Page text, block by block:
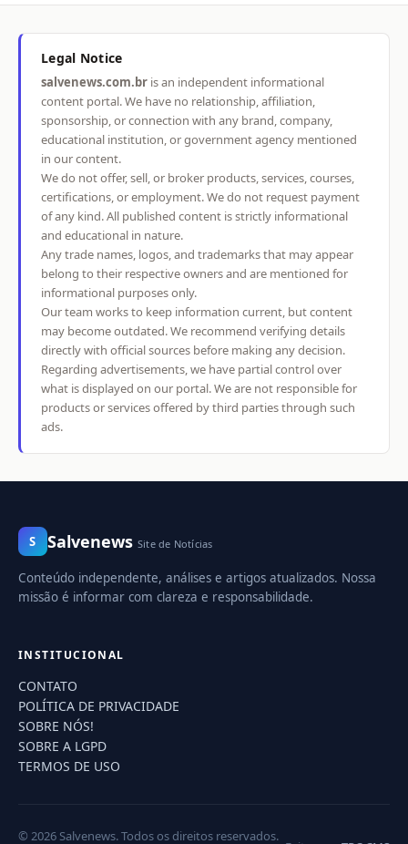
Legal Notice
salvenews.com.br is an independent informational
content portal. We have no relationship, affiliation,
sponsorship, or connection with any brand, company,
educational institution, or government agency mentioned
in our content.
We do not offer, sell, or broker products, services, courses,
certifications, or employment. We do not request payment
of any kind. All published content is strictly informational
and educational in nature.
Any trade names, logos, and trademarks that may appear
belong to their respective owners and are mentioned for
informational purposes only.
Our team works to keep information current, but content
may become outdated. We recommend verifying details
directly with official sources before making any decision.
Regarding advertisements, we have partial control over
what is displayed on our portal. We are not responsible for
products or services offered by third parties through such
ads.
S Salvenews Site de Notícias
Conteúdo independente, análises e artigos atualizados. Nossa
missão é informar com clareza e responsabilidade.
INSTITUCIONAL
CONTATO
POLÍTICA DE PRIVACIDADE
SOBRE NÓS!
SOBRE A LGPD
TERMOS DE USO
© 2026 Salvenews. Todos os direitos reservados.